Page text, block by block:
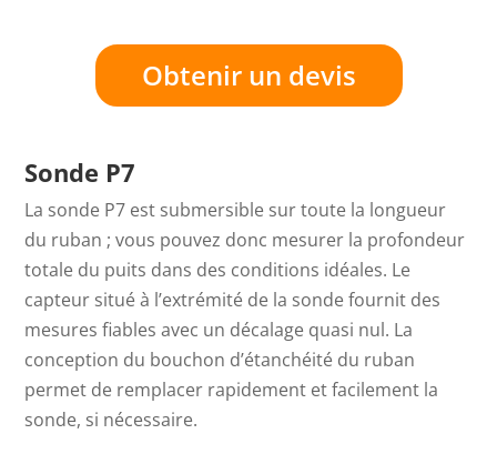
Obtenir un devis
Sonde P7
La sonde P7 est submersible sur toute la longueur
du ruban ; vous pouvez donc mesurer la profondeur
totale du puits dans des conditions idéales. Le
capteur situé à l’extrémité de la sonde fournit des
mesures fiables avec un décalage quasi nul. La
conception du bouchon d’étanchéité du ruban
permet de remplacer rapidement et facilement la
sonde, si nécessaire.